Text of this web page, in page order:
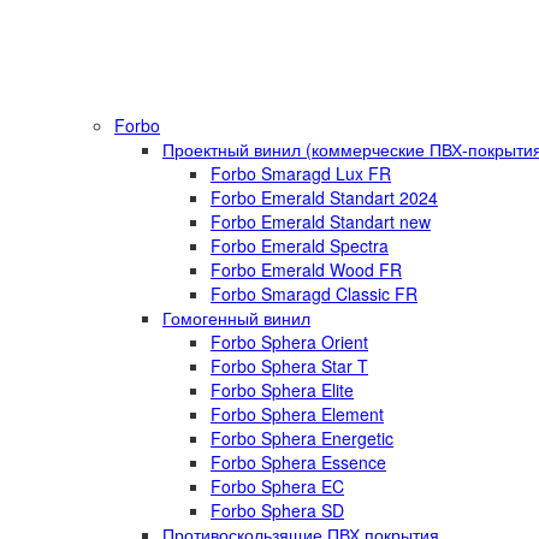
Forbo
Проектный винил (коммерческие ПВХ-
Forbo Smaragd Lux FR
Forbo Emerald Standart 2024
Forbo Emerald Standart new
Forbo Emerald Spectra
Forbo Emerald Wood FR
Forbo Smaragd Classic FR
Гомогенный винил
Forbo Sphera Orient
Forbo Sphera Star T
Forbo Sphera Elite
Forbo Sphera Element
Forbo Sphera Energetic
Forbo Sphera Essence
Forbo Sphera EC
Forbo Sphera SD
Противоскользящие ПВХ покрытия